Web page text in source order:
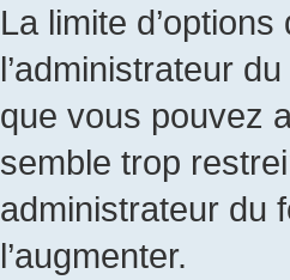
La limite
l’administrateur
que vous pouvez
semble trop
administrateur du
l’augmenter.